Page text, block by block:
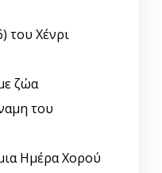
του Χένρι
ζώα
του
Ημέρα Χορού